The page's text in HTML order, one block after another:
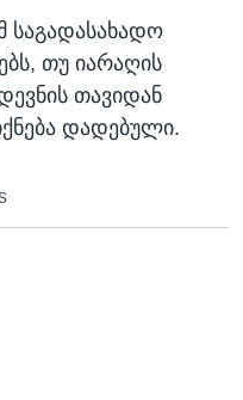
საგადასახადო
თუ იარაღის
თავიდან
დადებული.